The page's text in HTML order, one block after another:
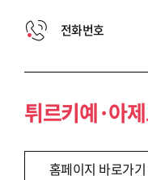
전화번호
튀르키예·아
홈페이지 바로가기